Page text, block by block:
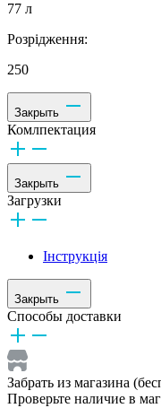
77 л
Розрідження:
250
Закрыть
Комлпектация
Закрыть
Загрузки
Інструкція
Закрыть
Способы доставки
Забрать из магазина
Проверьте наличие в